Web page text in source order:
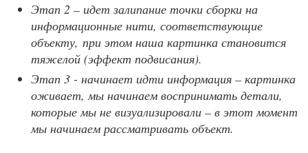
Этап 2 – идет залипание точки сборки на
информационные нити, соответствующие
объекту, при этом наша картинка становится
тяжелой (эффект подвисания).
Этап 3 - начинает идти информация – картинка
оживает, мы начинаем воспринимать детали,
которые мы не визуализировали – в этот момент
мы начинаем рассматривать объект.